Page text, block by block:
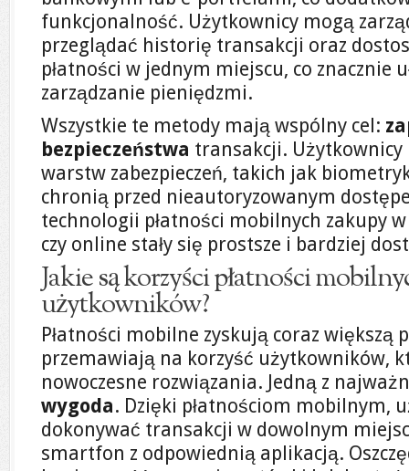
funkcjonalność. Użytkownicy mogą
przeglądać historię transakcji oraz
płatności w jednym miejscu, co znacznie
zarządzanie pieniędzmi.
Wszystkie te metody mają wspólny cel:
bezpieczeństwa transakcji.
warstw zabezpieczeń, takich jak
chronią przed nieautoryzowanym
technologii płatności mobilnych zakupy
czy online stały się prostsze i bardziej
Jakie są korzyści płatności
użytkowników?
Płatności mobilne zyskują coraz większą
przemawiają na korzyść użytkowników,
nowoczesne rozwiązania. Jedną z
wygoda. Dzięki płatnościom mobilnym,
dokonywać transakcji w dowolnym
smartfon z odpowiednią aplikacją.